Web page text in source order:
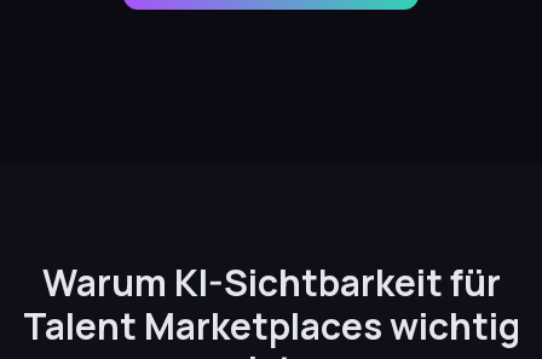
Warum KI-Sichtbarkeit für
Talent Marketplaces wichtig